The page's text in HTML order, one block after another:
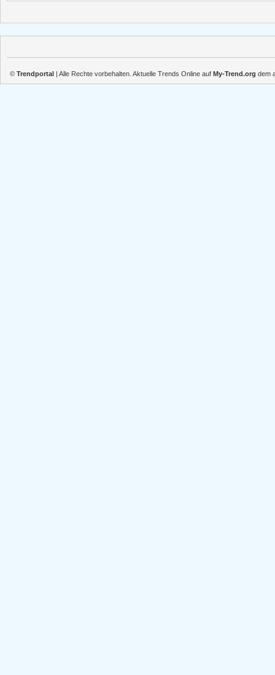
© Trendportal | Alle Rechte vorbehalten. Aktuelle Trends Online auf My-Trend.org dem